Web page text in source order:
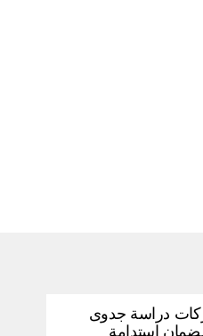
دراسة جدوى
استدامة